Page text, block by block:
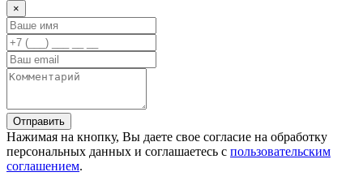
×
Отправить
Нажимая на кнопку, Вы даете свое согласие на обработку
персональных данных и соглашаетесь с пользовательским
соглашением.